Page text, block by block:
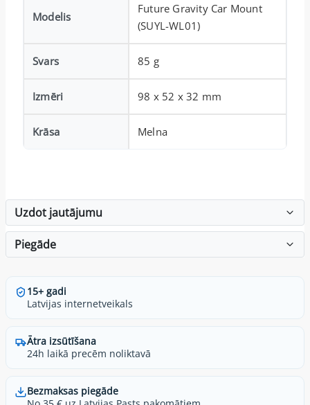
Modelis
Future Gravity Car Mount
(SUYL-WL01)
Svars 85 g
Izmēri 98 x 52 x 32 mm
Krāsa Melna
Uzdot jautājumu
Piegāde
15+ gadi
Latvijas internetveikals
Ātra izsūtīšana
24h laikā precēm noliktavā
Bezmaksas piegāde